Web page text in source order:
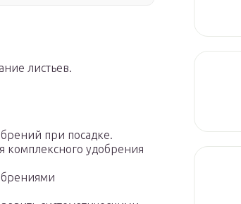
листьев.
при посадке.
удобрения